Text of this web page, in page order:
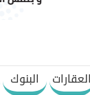
العقارات البنوك